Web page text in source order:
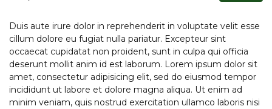
Duis aute irure dolor in reprehenderit in voluptate velit esse
cillum dolore eu fugiat nulla pariatur. Excepteur sint
occaecat cupidatat non proident, sunt in culpa qui officia
deserunt mollit anim id est laborum. Lorem ipsum dolor sit
amet, consectetur adipisicing elit, sed do eiusmod tempor
incididunt ut labore et dolore magna aliqua. Ut enim ad
minim veniam, quis nostrud exercitation ullamco laboris nisi